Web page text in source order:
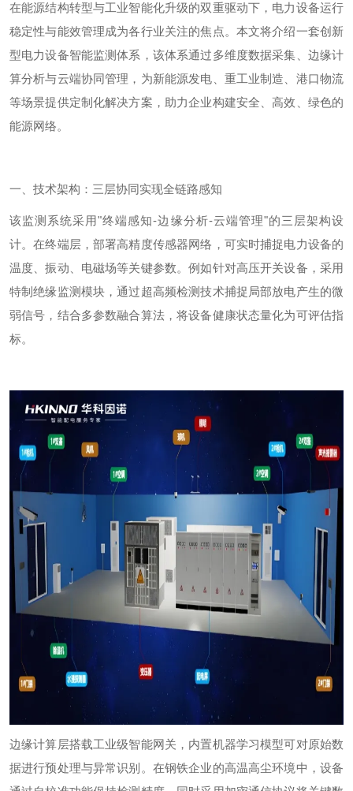
在能源结构转型与工业智能化升级的双重驱动下，电力设备运行
稳定性与能效管理成为各行业关注的焦点。本文将介绍一套创新
型电力设备智能监测体系，该体系通过多维度数据采集、边缘计
算分析与云端协同管理，为新能源发电、重工业制造、港口物流
等场景提供定制化解决方案，助力企业构建安全、高效、绿色的
能源网络。
一、技术架构：三层协同实现全链路感知
该监测系统采用"终端感知-边缘分析-云端管理"的三层架构设
计。在终端层，部署高精度传感器网络，可实时捕捉电力设备的
温度、振动、电磁场等关键参数。例如针对高压开关设备，采用
特制绝缘监测模块，通过超高频检测技术捕捉局部放电产生的微
弱信号，结合多参数融合算法，将设备健康状态量化为可评估指
标。
边缘计算层搭载工业级智能网关，内置机器学习模型可对原始数
据进行预处理与异常识别。在钢铁企业的高温高尘环境中，设备